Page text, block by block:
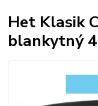
Het Klasik
blankytný